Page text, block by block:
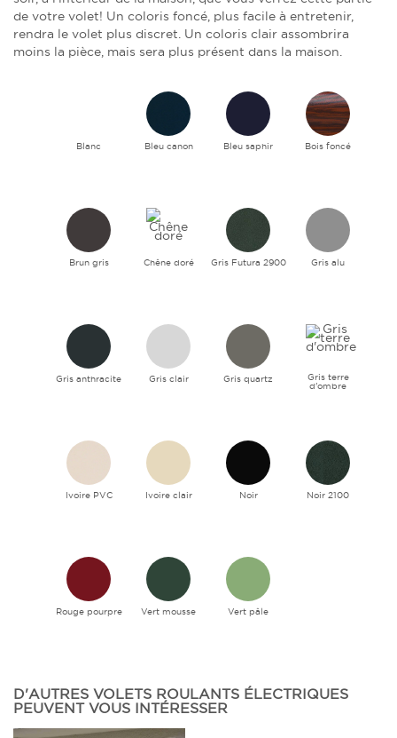
de votre volet! Un coloris foncé, plus facile à entretenir,
rendra le volet plus discret. Un coloris clair assombrira
moins la pièce, mais sera plus présent dans la maison.
Blanc Bleu canon Bleu saphir Bois foncé
Brun gris Chêne doré Gris Futura 2900 Gris alu
Gris anthracite Gris clair Gris quartz Gris terre
d'ombre
Ivoire PVC Ivoire clair Noir Noir 2100
Rouge pourpre Vert mousse Vert pâle
D'AUTRES VOLETS ROULANTS ÉLECTRIQUES
PEUVENT VOUS INTÉRESSER